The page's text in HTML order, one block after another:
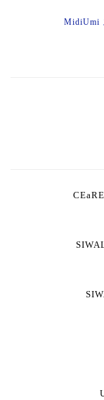
MidiUmi